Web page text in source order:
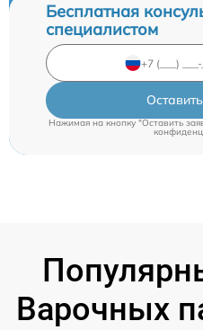
Бесплатная
специалистом
Нажимая на кнопку "Оставить
Варочных